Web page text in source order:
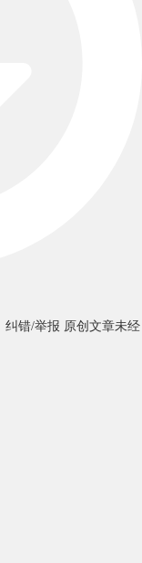
纠错/举报 原创文章未经